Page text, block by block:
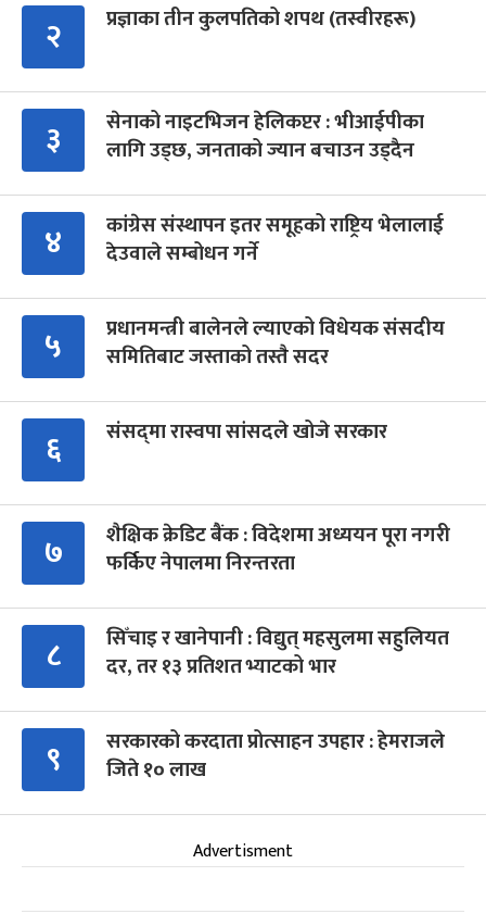
२ प्रज्ञाका तीन कुलपतिको शपथ (तस्वीरहरू)
३
सेनाको नाइटभिजन हेलिकप्टर : भीआईपीका
लागि उड्छ, जनताको ज्यान बचाउन उड्दैन
४
कांग्रेस संस्थापन इतर समूहको राष्ट्रिय भेलालाई
देउवाले सम्बोधन गर्ने
५
प्रधानमन्त्री बालेनले ल्याएको विधेयक संसदीय
समितिबाट जस्ताको तस्तै सदर
६ संसद्‍मा रास्वपा सांसदले खोजे सरकार
७
शैक्षिक क्रेडिट बैंक : विदेशमा अध्ययन पूरा नगरी
फर्किए नेपालमा निरन्तरता
८
सिँचाइ र खानेपानी : विद्युत् महसुलमा सहुलियत
दर, तर १३ प्रतिशत भ्याटको भार
९
सरकारको करदाता प्रोत्साहन उपहार : हेमराजले
जिते १० लाख
Advertisment